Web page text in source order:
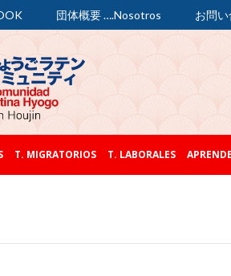
団体概要 ….Nosotros お問
T. MIGRATORIOS T. LABORALES